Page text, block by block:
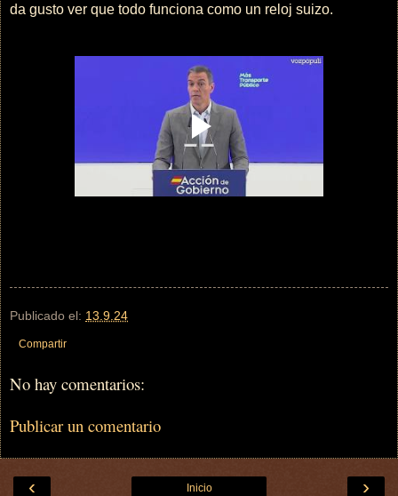
da gusto ver que todo funciona como un reloj suizo.
Publicado el: 13.9.24
Compartir
No hay comentarios:
Publicar un comentario
‹ ›
Inicio